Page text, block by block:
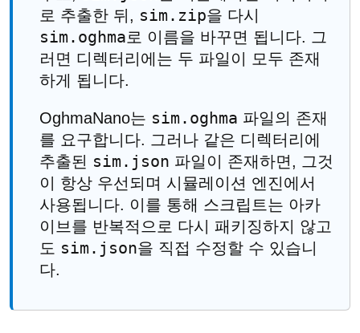
로 추출한 뒤, sim.zip을 다시
sim.oghma로 이름을 바꾸면 됩니다. 그
러면 디렉터리에는 두 파일이 모두 존재
하게 됩니다.
OghmaNano는 sim.oghma 파일의 존재
를 요구합니다. 그러나 같은 디렉터리에
추출된 sim.json 파일이 존재하면, 그것
이 항상 우선되며 시뮬레이션 엔진에서
사용됩니다. 이를 통해 스크립트는 아카
이브를 반복적으로 다시 패키징하지 않고
도 sim.json을 직접 수정할 수 있습니
다.